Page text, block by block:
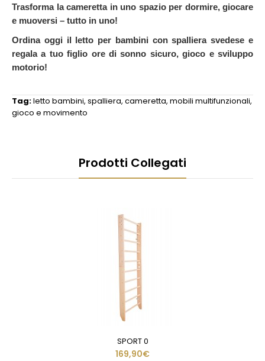
Trasforma la cameretta in uno spazio per dormire, giocare
e muoversi – tutto in uno!
Ordina oggi il letto per bambini con spalliera svedese e
regala a tuo figlio ore di sonno sicuro, gioco e sviluppo
motorio!
Tag:letto bambini, spalliera, cameretta, mobili multifunzionali,
gioco e movimento
Prodotti Collegati
SPORT 0
169,90€